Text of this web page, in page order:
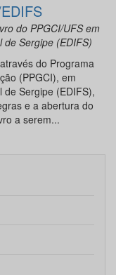
do PPGCI/UFS em
Sergipe (EDIFS)
do Programa
(PPGCI), em
Sergipe (EDIFS),
e a abertura do
a serem...